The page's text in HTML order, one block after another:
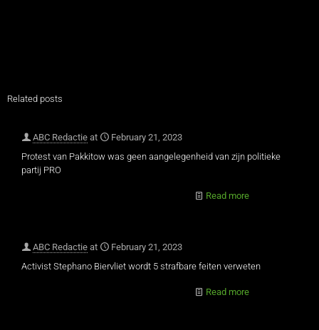
Related posts
ABC Redactie at
February 21, 2023
Protest van Pakkitow was geen aangelegenheid van zijn politieke
partij PRO
Read more
ABC Redactie at
February 21, 2023
Activist Stephano Biervliet wordt 5 strafbare feiten verweten
Read more